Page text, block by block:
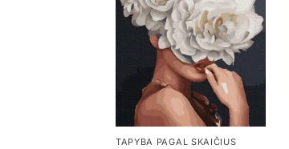
TAPYBA PAGAL SKAIČIUS